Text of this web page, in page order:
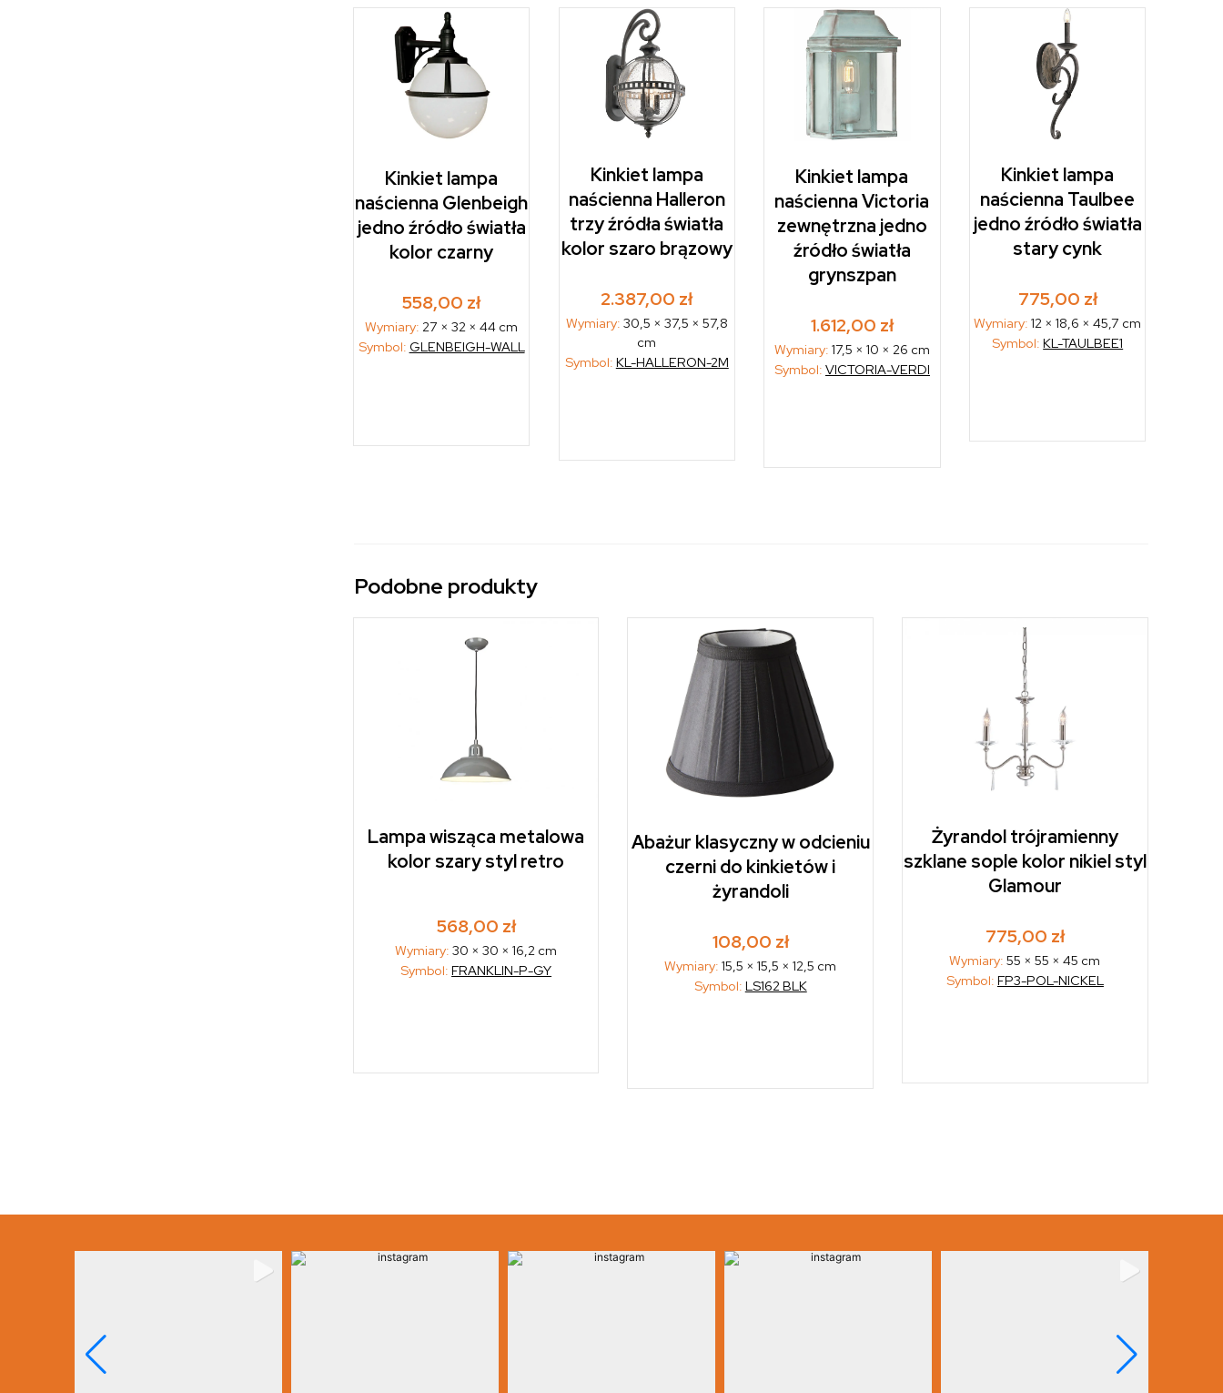
Kinkiet lampa
naścienna Glenbeigh
jedno źródło światła
kolor czarny
558,00 zł
Wymiary: 27 × 32 × 44 cm
Symbol: GLENBEIGH-WALL
Kinkiet lampa
naścienna Halleron
trzy źródła światła
kolor szaro brązowy
2.387,00 zł
Wymiary: 30,5 × 37,5 × 57,8
cm
Symbol: KL-HALLERON-2M
Kinkiet lampa
naścienna Victoria
zewnętrzna jedno
źródło światła
grynszpan
1.612,00 zł
Wymiary: 17,5 × 10 × 26 cm
Symbol: VICTORIA-VERDI
Kinkiet lampa
naścienna Taulbee
jedno źródło światła
stary cynk
775,00 zł
Wymiary:12 × 18,6 × 45,7 cm
Symbol:KL-TAULBEE1
Podobne produkty
Lampa wisząca metalowa
kolor szary styl retro
568,00 zł
Wymiary:30 × 30 × 16,2 cm
Symbol:FRANKLIN-P-GY
Abażur klasyczny w odcieniu
czerni do kinkietów i
żyrandoli
108,00 zł
Wymiary:15,5 × 15,5 × 12,5 cm
Symbol: LS162 BLK
Żyrandol trójramienny
szklane sople kolor nikiel styl
Glamour
775,00 zł
Wymiary:55 × 55 × 45 cm
Symbol: FP3-POL-NICKEL